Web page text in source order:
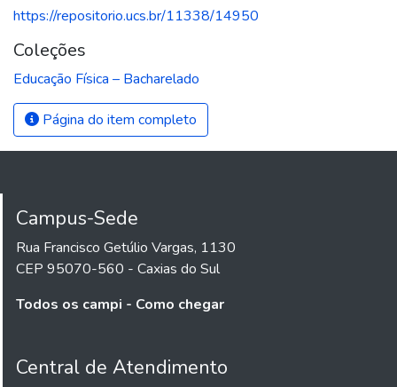
https://repositorio.ucs.br/11338/14950
Coleções
Educação Física – Bacharelado
Página do item completo
Campus-Sede
Rua Francisco Getúlio Vargas, 1130
CEP 95070-560 - Caxias do Sul
Todos os campi - Como chegar
Central de Atendimento